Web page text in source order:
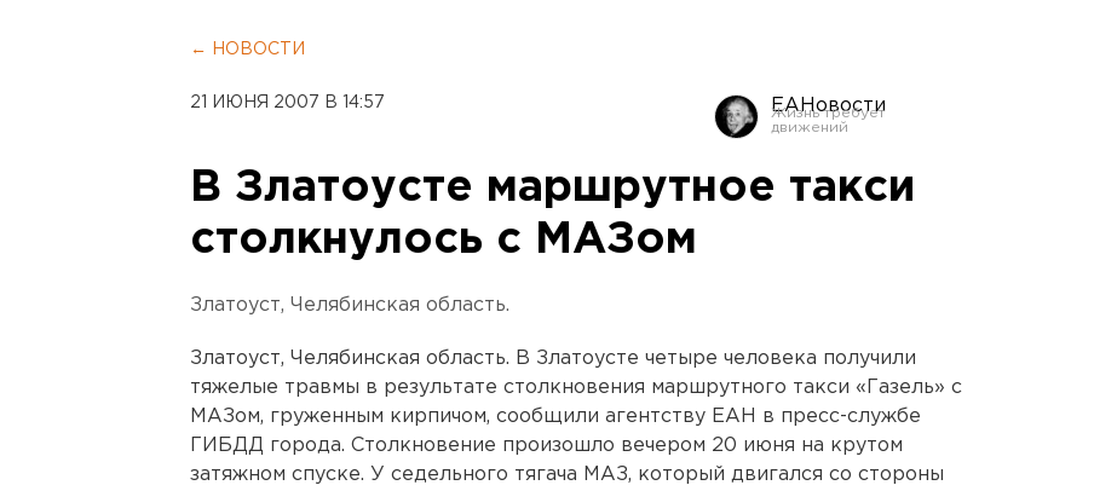
← НОВОСТИ
21 ИЮНЯ 2007 В 14:57 ЕАНовости
В Златоусте маршрутное такси
столкнулось с МАЗом
Златоуст, Челябинская область.
Златоуст, Челябинская область. В Златоусте четыре человека получили
тяжелые травмы в результате столкновения маршрутного такси «Газель» с
МАЗом, груженным кирпичом, сообщили агентству ЕАН в пресс-службе
ГИБДД города. Столкновение произошло вечером 20 июня на крутом
затяжном спуске. У седельного тягача МАЗ, который двигался со стороны